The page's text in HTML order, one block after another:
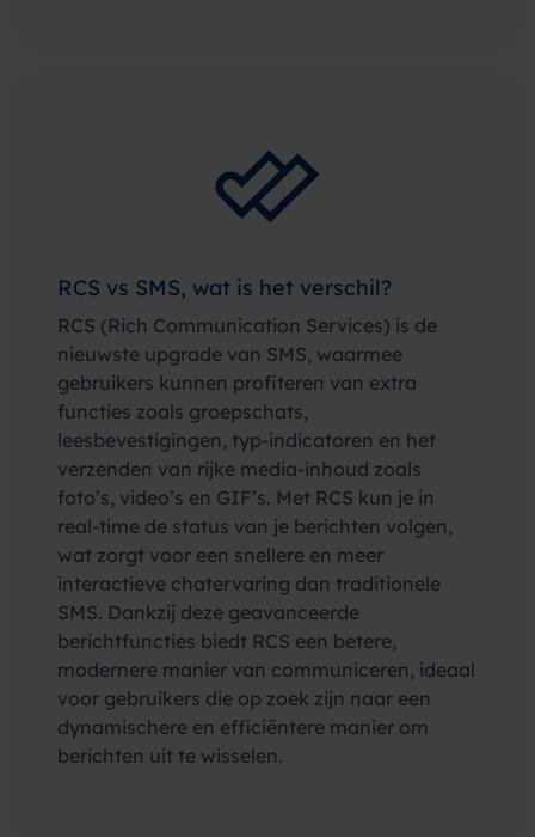
RCS vs SMS, wat is het verschil?
RCS (Rich Communication Services) is de
nieuwste upgrade van SMS, waarmee
gebruikers kunnen profiteren van extra
functies zoals groepschats,
leesbevestigingen, typ-indicatoren en het
verzenden van rijke media-inhoud zoals
foto’s, video’s en GIF’s. Met RCS kun je in
real-time de status van je berichten volgen,
wat zorgt voor een snellere en meer
interactieve chatervaring dan traditionele
SMS. Dankzij deze geavanceerde
berichtfuncties biedt RCS een betere,
modernere manier van communiceren, ideaal
voor gebruikers die op zoek zijn naar een
dynamischere en efficiëntere manier om
berichten uit te wisselen.